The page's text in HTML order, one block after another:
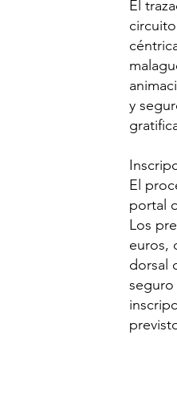
El
y
El
portal
Los
euros,
dorsal
seguro